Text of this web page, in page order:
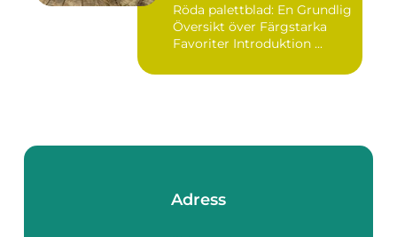
Röda palettblad: En Grundlig
Översikt över Färgstarka
Favoriter Introduktion ...
Adress